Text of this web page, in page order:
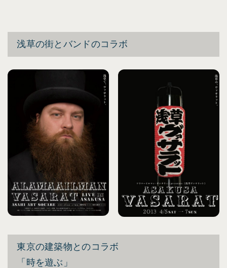
浅草の街とバンドのコラボ
東京の建築物とのコラボ
「時を遊ぶ」